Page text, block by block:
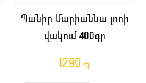
Պանիր Մարիաննա լոռի
վակում 400գր
1290 ֏